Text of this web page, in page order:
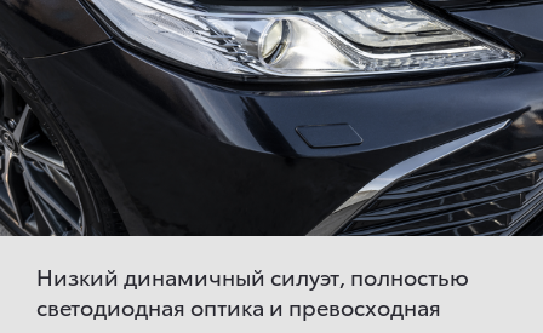
Низкий динамичный силуэт, полностью
светодиодная оптика и превосходная